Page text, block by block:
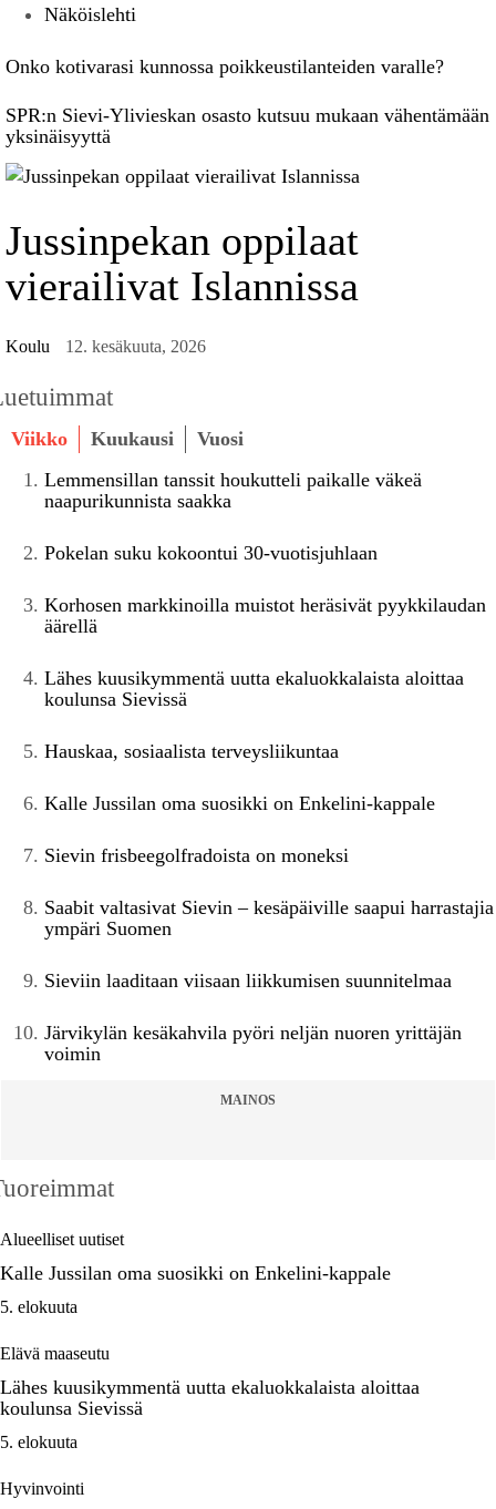
Näköislehti
Onko kotivarasi kunnossa poikkeustilanteiden varalle?
SPR:n Sievi-Ylivieskan osasto kutsuu mukaan vähentämään
yksinäisyyttä
Jussinpekan oppilaat
vierailivat Islannissa
Koulu 12. kesäkuuta, 2026
Viikko Kuukausi
Vuosi
Lemmensillan tanssit houkutteli paikalle väkeä
naapurikunnista saakka
Pokelan suku kokoontui 30-vuotisjuhlaan
Korhosen markkinoilla muistot heräsivät pyykkilaudan
äärellä
Lähes kuusikymmentä uutta ekaluokkalaista aloittaa
koulunsa Sievissä
Hauskaa, sosiaalista terveysliikuntaa
Kalle Jussilan oma suosikki on Enkelini-kappale
Sievin frisbeegolfradoista on moneksi
Saabit valtasivat Sievin – kesäpäiville saapui harrastajia
ympäri Suomen
Sieviin laaditaan viisaan liikkumisen suunnitelmaa
Järvikylän kesäkahvila pyöri neljän nuoren yrittäjän
voimin
MAINOS
Alueelliset uutiset
Kalle Jussilan oma suosikki on Enkelini-kappale
5. elokuuta
Elävä maaseutu
Lähes kuusikymmentä uutta ekaluokkalaista aloittaa
koulunsa Sievissä
5. elokuuta
Hyvinvointi